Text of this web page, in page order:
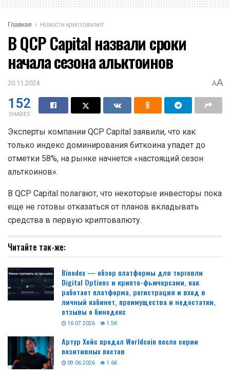
Главная Новости криптовалют
В QCP Capital назвали сроки
начала сезона альктоинов
20.11.2024 AA
152
SHARES
Эксперты компании QCP Capital заявили, что как
только индекс доминирования биткоина упадет до
отметки 58%, на рынке начнется «настоящий сезон
альткоинов».
В QCP Capital полагают, что некоторые инвесторы пока
еще не готовы отказаться от планов вкладывать
средства в первую криптовалюту.
Читайте так-же:
Binodex — обзор платформы для торговли
Digital Options и крипто-фьючерсами, как
работает платформа, регистрация и вход в
личный кабинет, преимущества и недостатки,
отзывы о бинодекс
16.07.2026 1.5K
Артур Хейс продал Worldcoin после серии
позитивных постов
09.06.2026 1.6K